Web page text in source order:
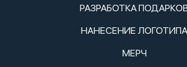
РАЗРАБОТКА
НАНЕСЕНИЕ ЛОГОТИПА
МЕРЧ